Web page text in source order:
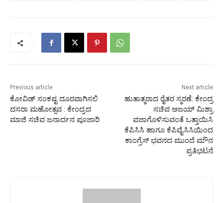
Previous article
ಕೋವಿಡ್ ಸಂಕಷ್ಟ ದೂರವಾಗಿಸಲಿ
ದಸರಾ ಮಹೋತ್ಸವ : ಕೇಂದ್ರದ
ಮಾಜಿ ಸಚಿವ ಜನಾರ್ದನ ಪೂಜಾರಿ
Next article
ಹುತಾತ್ಮರಾದ ರೈತರ ಸ್ಮರಣೆ: ಕೇಂದ್ರ
ಸಚಿವ ಅಜಯ್ ಮಿಶ‍್ರಾ
ವಜಾಗೊಳಿಸುವಂತೆ ಒತ್ತಾಯಿಸಿ
ಕೆಪಿಸಿಸಿ ಹಾಗೂ ಕೆಪಿವೈಸಿಸಿಯಿಂದ
ಕಾಂಗ್ರೆಸ್ ಭವನದ ಮುಂದೆ ಮೌನ
ಪ್ರತಿಭಟನೆ